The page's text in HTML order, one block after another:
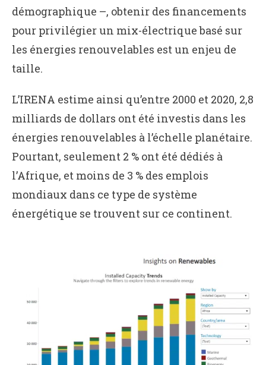
démographique –, obtenir des financements
pour privilégier un mix-électrique basé sur
les énergies renouvelables est un enjeu de
taille.
L’IRENA estime ainsi qu’entre 2000 et 2020, 2,8
milliards de dollars ont été investis dans les
énergies renouvelables à l’échelle planétaire.
Pourtant, seulement 2 % ont été dédiés à
l’Afrique, et moins de 3 % des emplois
mondiaux dans ce type de système
énergétique se trouvent sur ce continent.